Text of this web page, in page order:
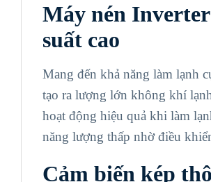
Máy nén
suất cao
Mang đến khả năng làm lạnh
tạo ra lượng lớn không khí
hoạt động hiệu quả khi làm
năng lượng thấp nhờ điều
Cảm biến kép